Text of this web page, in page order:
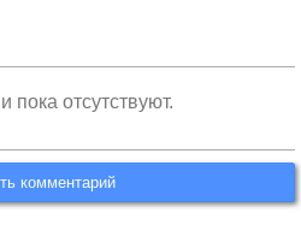
пока отсутствуют.
комментарий